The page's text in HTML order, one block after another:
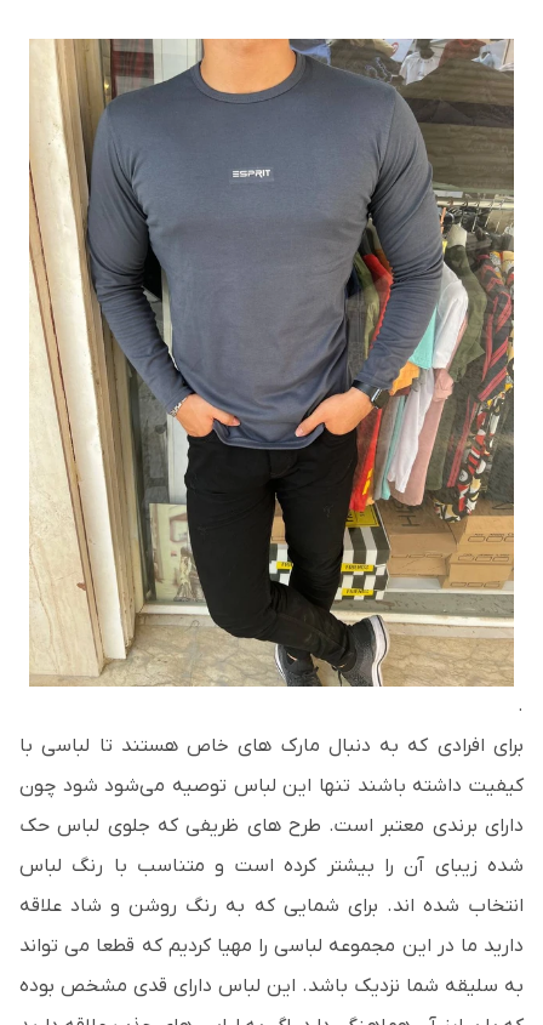
.
برای افرادی که به دنبال مارک های خاص هستند تا لباسی با
کیفیت داشته باشند تنها این لباس توصیه می‌شود شود چون
دارای برندی معتبر است. طرح های ظریفی که جلوی لباس حک
شده زیبای آن را بیشتر کرده است و متناسب با رنگ لباس
انتخاب شده اند. برای شمایی که به رنگ روشن و شاد علاقه
دارید ما در این مجموعه لباسی را مهیا کردیم که قطعا می تواند
به سلیقه شما نزدیک باشد. این لباس دارای قدی مشخص بوده